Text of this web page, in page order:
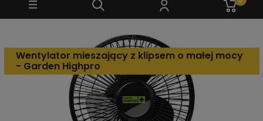
Wentylator mieszający z klipsem o małej mocy
- Garden Highpro